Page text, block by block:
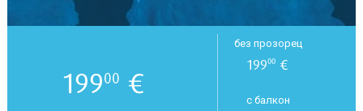
19900 €
без прозорец
19900 €
с балкон